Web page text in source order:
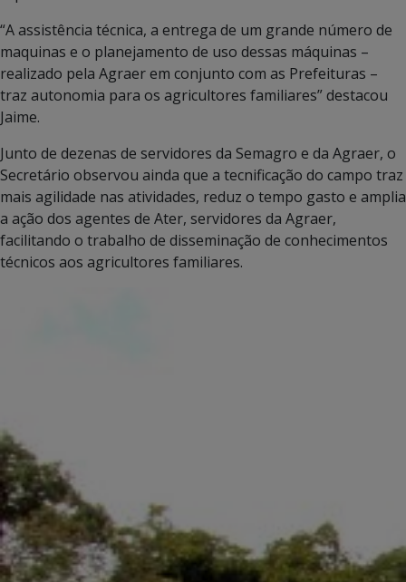
“A assistência técnica, a entrega de um grande número de
maquinas e o planejamento de uso dessas máquinas –
realizado pela Agraer em conjunto com as Prefeituras –
traz autonomia para os agricultores familiares” destacou
Jaime.
Junto de dezenas de servidores da Semagro e da Agraer, o
Secretário observou ainda que a tecnificação do campo traz
mais agilidade nas atividades, reduz o tempo gasto e amplia
a ação dos agentes de Ater, servidores da Agraer,
facilitando o trabalho de disseminação de conhecimentos
técnicos aos agricultores familiares.